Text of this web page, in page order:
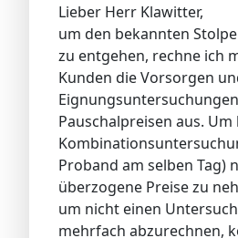
Lieber Herr Klawitter,
um den bekannten
zu entgehen, rechne ich
Kunden die Vorsorgen
Pauschalpreisen aus. Um
Proband am selben Tag)
überzogene Preise zu
um nicht einen
mehrfach abzurechnen,